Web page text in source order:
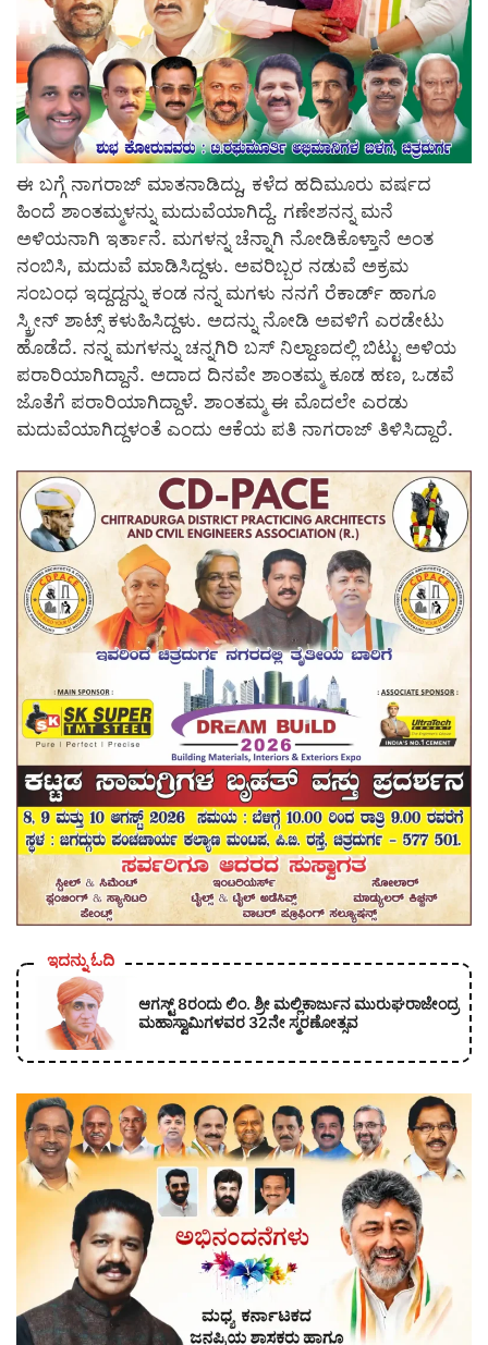
ಈ ಬಗ್ಗೆ ನಾಗರಾಜ್ ಮಾತನಾಡಿದ್ದು, ಕಳೆದ ಹದಿಮೂರು ವರ್ಷದ
ಹಿಂದೆ ಶಾಂತಮ್ಮಳನ್ನು ಮದುವೆಯಾಗಿದ್ದೆ. ಗಣೇಶನನ್ನ ಮನೆ
ಅಳಿಯನಾಗಿ ಇರ್ತಾನೆ. ಮಗಳನ್ನ ಚೆನ್ನಾಗಿ ನೋಡಿಕೊಳ್ತಾನೆ ಅಂತ
ನಂಬಿಸಿ, ಮದುವೆ ಮಾಡಿಸಿದ್ದಳು. ಅವರಿಬ್ಬರ ನಡುವೆ ಅಕ್ರಮ
ಸಂಬಂಧ ಇದ್ದದ್ದನ್ನು ಕಂಡ ನನ್ನ ಮಗಳು ನನಗೆ ರೆಕಾರ್ಡ್ ಹಾಗೂ
ಸ್ಕ್ರೀನ್ ಶಾಟ್ಸ್ ಕಳುಹಿಸಿದ್ದಳು. ಅದನ್ನು ನೋಡಿ ಅವಳಿಗೆ ಎರಡೇಟು
ಹೊಡೆದೆ. ನನ್ನ ಮಗಳನ್ನು ಚನ್ನಗಿರಿ ಬಸ್ ನಿಲ್ದಾಣದಲ್ಲಿ ಬಿಟ್ಟು ಅಳಿಯ
ಪರಾರಿಯಾಗಿದ್ದಾನೆ. ಅದಾದ ದಿನವೇ ಶಾಂತಮ್ಮ ಕೂಡ ಹಣ, ಒಡವೆ
ಜೊತೆಗೆ ಪರಾರಿಯಾಗಿದ್ದಾಳೆ. ಶಾಂತಮ್ಮ ಈ ಮೊದಲೇ ಎರಡು
ಮದುವೆಯಾಗಿದ್ದಳಂತೆ ಎಂದು ಆಕೆಯ ಪತಿ ನಾಗರಾಜ್ ತಿಳಿಸಿದ್ದಾರೆ.
ಇದನ್ನು ಓದಿ
ಆಗಸ್ಟ್ 8ರಂದು ಲಿಂ. ಶ್ರೀ ಮಲ್ಲಿಕಾರ್ಜುನ ಮುರುಘರಾಜೇಂದ್ರ
ಮಹಾಸ್ವಾಮಿಗಳವರ 32ನೇ ಸ್ಮರಣೋತ್ಸವ